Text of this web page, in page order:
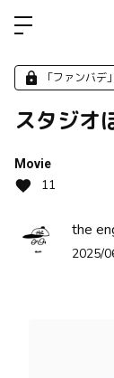
「ファンバデ
スタジオ
Movie
11
the
2025/